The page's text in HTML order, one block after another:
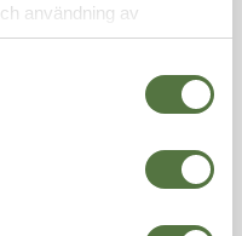
användning av
av
ångra ditt köp
skäl. För att